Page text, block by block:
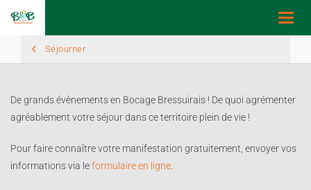
Séjourner
De grands évènements en Bocage Bressuirais ! De quoi agrémenter
agréablement votre séjour dans ce territoire plein de vie !
Pour faire connaître votre manifestation gratuitement, envoyer vos
informations via leformulaire en ligne